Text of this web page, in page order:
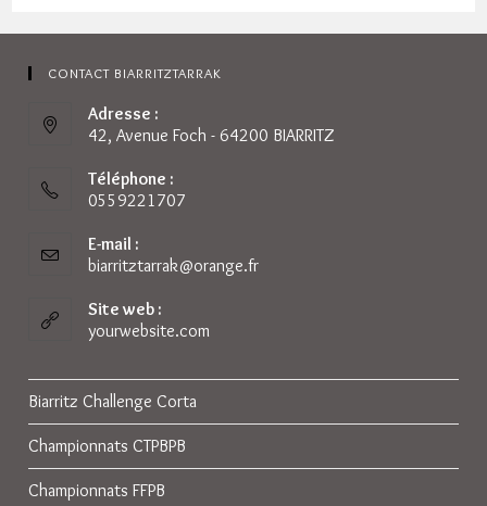
CONTACT BIARRITZTARRAK
Adresse :
42, Avenue Foch - 64200 BIARRITZ
Téléphone :
0559221707
E-mail :
biarritztarrak@orange.frS’ouvre
Site web :
yourwebsite.com
Biarritz Challenge Corta
Championnats CTPBPB
Championnats FFPB